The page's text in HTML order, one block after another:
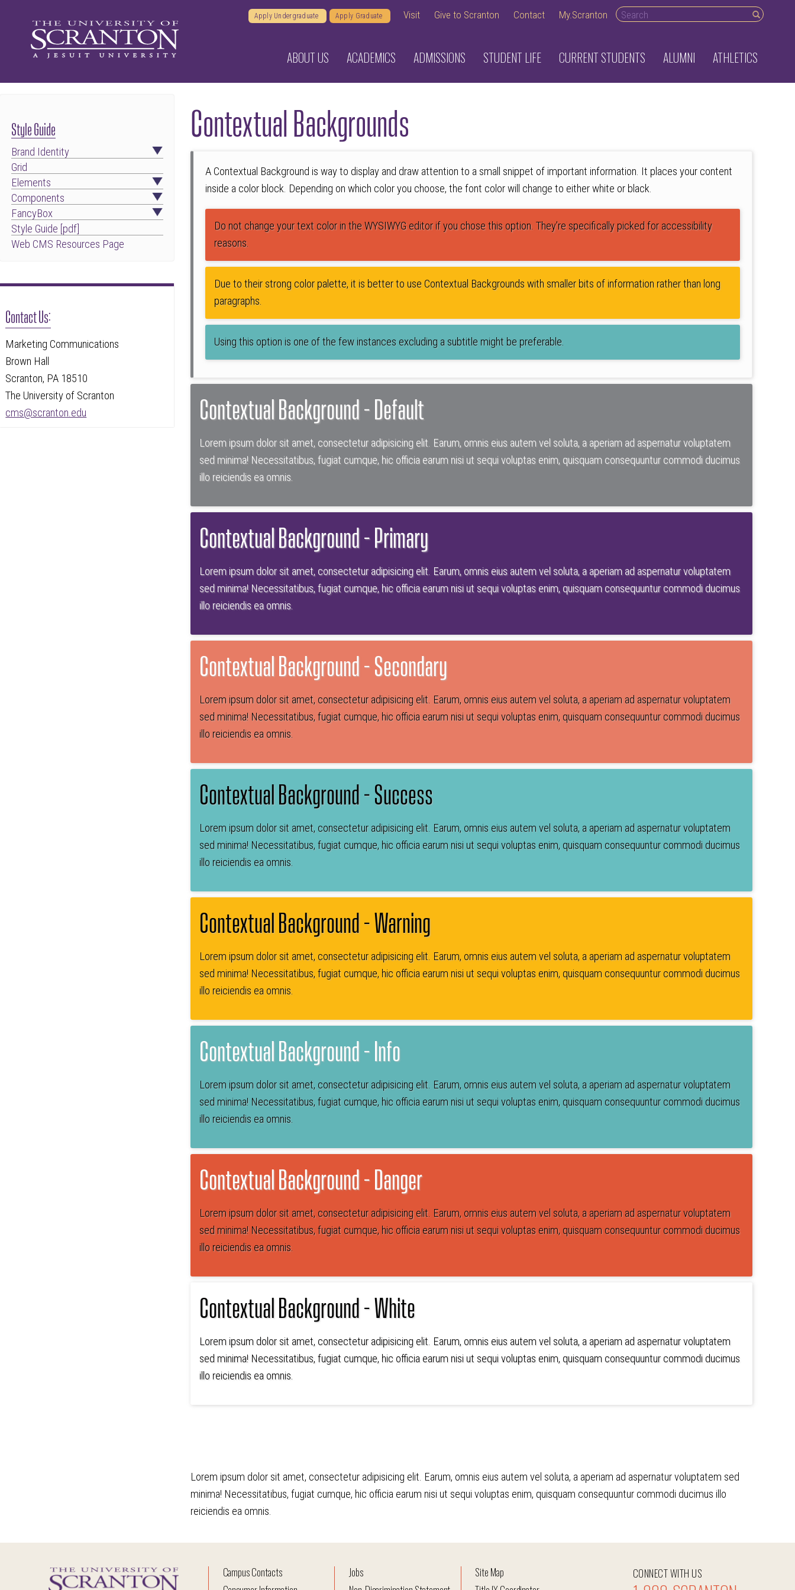
Apply Undergraduate Apply Graduate Visit Give to Scranton Contact My.Scranton Search desktop
ABOUT US ACADEMICS ADMISSIONS STUDENT LIFE CURRENT STUDENTS ALUMNI ATHLETICS
Style Guide
Brand Identity
Grid
Elements
Components
FancyBox
Style Guide [pdf]
Web CMS Resources Page
Contact Us:
Marketing Communications
Brown Hall
Scranton, PA 18510
The University of Scranton
cms@scranton.edu
Contextual Backgrounds
A Contextual Background is way to display and draw attention to a small snippet of important information. It places your content
inside a color block. Depending on which color you choose, the font color will change to either white or black.
Do not change your text color in the WYSIWYG editor if you chose this option. They’re specifically picked for accessibility
reasons.
Due to their strong color palette, it is better to use Contextual Backgrounds with smaller bits of information rather than long
paragraphs.
Using this option is one of the few instances excluding a subtitle might be preferable.
Contextual Background - Default
Lorem ipsum dolor sit amet, consectetur adipisicing elit. Earum, omnis eius autem vel soluta, a aperiam ad aspernatur voluptatem
sed minima! Necessitatibus, fugiat cumque, hic officia earum nisi ut sequi voluptas enim, quisquam consequuntur commodi ducimus
illo reiciendis ea omnis.
Contextual Background - Primary
Lorem ipsum dolor sit amet, consectetur adipisicing elit. Earum, omnis eius autem vel soluta, a aperiam ad aspernatur voluptatem
sed minima! Necessitatibus, fugiat cumque, hic officia earum nisi ut sequi voluptas enim, quisquam consequuntur commodi ducimus
illo reiciendis ea omnis.
Contextual Background - Secondary
Lorem ipsum dolor sit amet, consectetur adipisicing elit. Earum, omnis eius autem vel soluta, a aperiam ad aspernatur voluptatem
sed minima! Necessitatibus, fugiat cumque, hic officia earum nisi ut sequi voluptas enim, quisquam consequuntur commodi ducimus
illo reiciendis ea omnis.
Contextual Background - Success
Lorem ipsum dolor sit amet, consectetur adipisicing elit. Earum, omnis eius autem vel soluta, a aperiam ad aspernatur voluptatem
sed minima! Necessitatibus, fugiat cumque, hic officia earum nisi ut sequi voluptas enim, quisquam consequuntur commodi ducimus
illo reiciendis ea omnis.
Contextual Background - Warning
Lorem ipsum dolor sit amet, consectetur adipisicing elit. Earum, omnis eius autem vel soluta, a aperiam ad aspernatur voluptatem
sed minima! Necessitatibus, fugiat cumque, hic officia earum nisi ut sequi voluptas enim, quisquam consequuntur commodi ducimus
illo reiciendis ea omnis.
Contextual Background - Info
Lorem ipsum dolor sit amet, consectetur adipisicing elit. Earum, omnis eius autem vel soluta, a aperiam ad aspernatur voluptatem
sed minima! Necessitatibus, fugiat cumque, hic officia earum nisi ut sequi voluptas enim, quisquam consequuntur commodi ducimus
illo reiciendis ea omnis.
Contextual Background - Danger
Lorem ipsum dolor sit amet, consectetur adipisicing elit. Earum, omnis eius autem vel soluta, a aperiam ad aspernatur voluptatem
sed minima! Necessitatibus, fugiat cumque, hic officia earum nisi ut sequi voluptas enim, quisquam consequuntur commodi ducimus
illo reiciendis ea omnis.
Contextual Background - White
Lorem ipsum dolor sit amet, consectetur adipisicing elit. Earum, omnis eius autem vel soluta, a aperiam ad aspernatur voluptatem
sed minima! Necessitatibus, fugiat cumque, hic officia earum nisi ut sequi voluptas enim, quisquam consequuntur commodi ducimus
illo reiciendis ea omnis.
Lorem ipsum dolor sit amet, consectetur adipisicing elit. Earum, omnis eius autem vel soluta, a aperiam ad aspernatur voluptatem sed
minima! Necessitatibus, fugiat cumque, hic officia earum nisi ut sequi voluptas enim, quisquam consequuntur commodi ducimus illo
reiciendis ea omnis.
Campus Contacts
Jobs
Site Map
CONNECT WITH US